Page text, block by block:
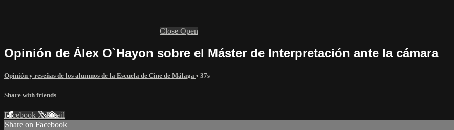
Close Open
Opinión de Álex O`Hayon sobre el Máster de Interpretación ante la cámara
Opinión y reseñas de los alumnos de la Escuela de Cine de Málaga • 37s
Share with friends
Facebook XEmail
Share on Facebook